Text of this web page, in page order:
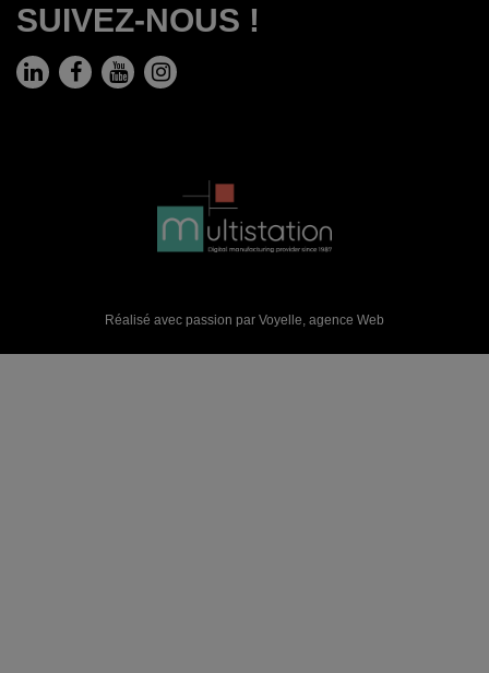
SUIVEZ-NOUS !
Réalisé avec passion par Voyelle, agence Web